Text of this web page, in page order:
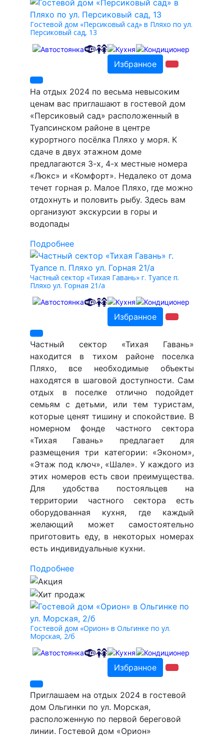
Гостевой дом «Персиковый сад» в Пляхо по ул.
Персиковый сад, 13
Избранное
На отдых 2024 по весьма невысоким
ценам вас приглашают в гостевой дом
«Персиковый сад» расположенный в
Туапсинском районе в центре
курортного посёлка Пляхо у моря. К
сдаче в двух этажном доме
предлагаются 3-х, 4-х местные номера
«Люкс» и «Комфорт». Недалеко от дома
течет горная р. Малое Пляхо, где можно
отдохнуть и половить рыбу. Здесь вам
организуют экскурсии в горы и
водопады
Подробнее
Частный сектор «Тихая Гавань» г. Туапсе п.
Пляхо ул. Горная 21/а
Избранное
Частный сектор «Тихая Гавань»
находится в тихом районе поселка
Пляхо, все необходимые объекты
находятся в шаговой доступности. Сам
отдых в поселке отлично подойдет
семьям с детьми, или тем туристам,
которые ценят тишину и спокойствие. В
номерном фонде частного сектора
«Тихая Гавань» предлагает для
размещения три категории: «Эконом»,
«Этаж под ключ», «Шале». У каждого из
этих номеров есть свои преимущества.
Для удобства постояльцев на
территории частного сектора есть
оборудованная кухня, где каждый
желающий может самостоятельно
приготовить еду, в некоторых номерах
есть индивидуальные кухни.
Подробнее
Гостевой дом «Орион» в Ольгинке по ул.
Морская, 2/б
Избранное
Приглашаем на отдых 2024 в гостевой
дом Ольгинки по ул. Морская,
расположенную по первой береговой
линии. Гостевой дом «Орион»